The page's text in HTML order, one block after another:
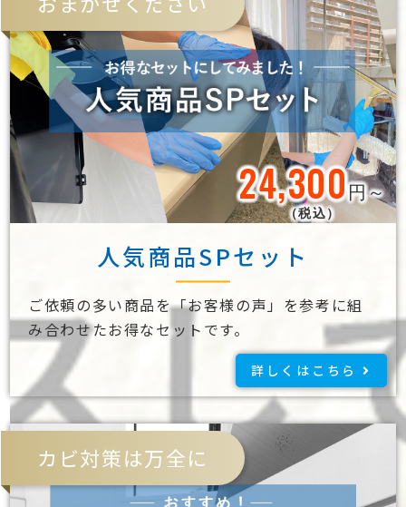
24,300円～
（税込）
人気商品SPセット
ご依頼の多い商品を「お客様の声」を参考に組
み合わせたお得なセットです。
詳しくはこちら
カビ対策は万全に